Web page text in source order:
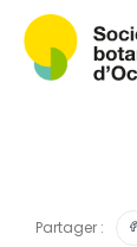
Partager :